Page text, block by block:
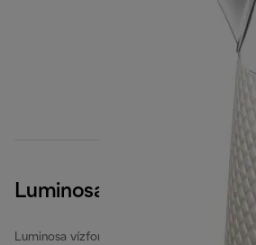
Luminosa Twill White
Luminosa vízforralók